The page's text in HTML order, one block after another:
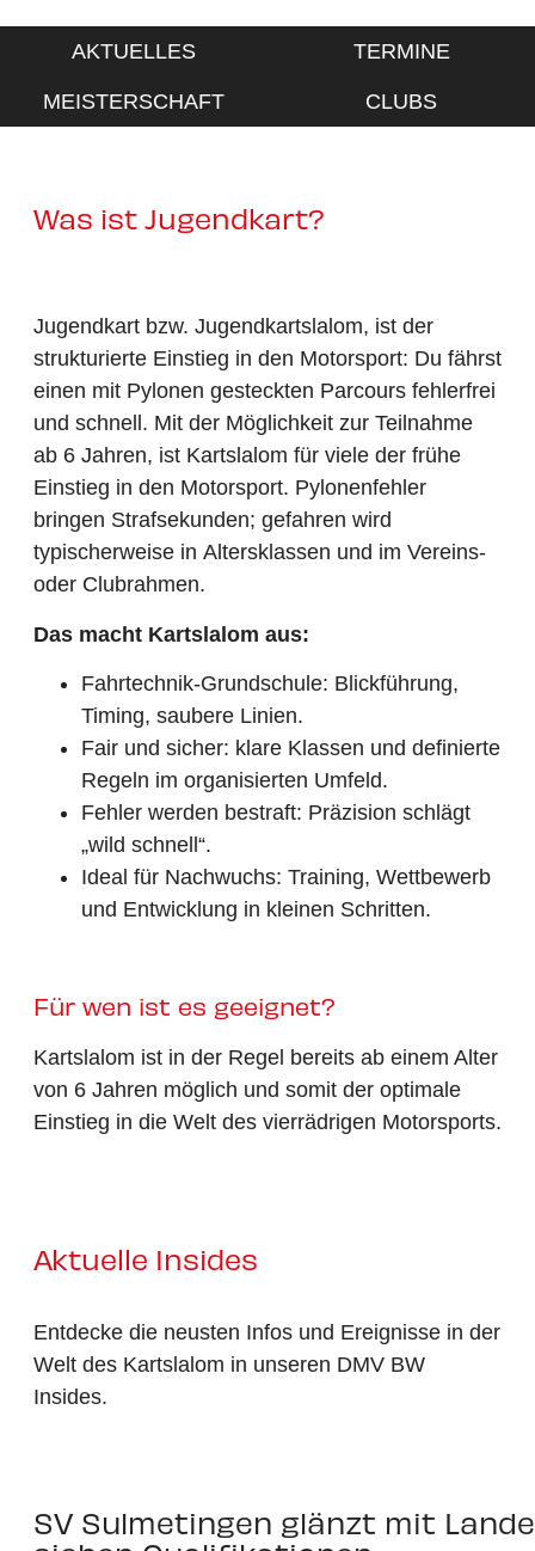
AKTUELLES TERMINE
MEISTERSCHAFT CLUBS
Was ist Jugendkart?
Jugendkart bzw. Jugendkartslalom, ist der
strukturierte Einstieg in den Motorsport: Du fährst
einen mit Pylonen gesteckten Parcours fehlerfrei
und schnell. Mit der Möglichkeit zur Teilnahme
ab 6 Jahren, ist Kartslalom für viele der frühe
Einstieg in den Motorsport. Pylonenfehler
bringen Strafsekunden; gefahren wird
typischerweise in Altersklassen und im Vereins-
oder Clubrahmen.
Das macht Kartslalom aus:
Fahrtechnik-Grundschule: Blickführung,
Timing, saubere Linien.
Fair und sicher: klare Klassen und definierte
Regeln im organisierten Umfeld.
Fehler werden bestraft: Präzision schlägt
„wild schnell“.
Ideal für Nachwuchs: Training, Wettbewerb
und Entwicklung in kleinen Schritten.
Für wen ist es geeignet?
Kartslalom ist in der Regel bereits ab einem Alter
von 6 Jahren möglich und somit der optimale
Einstieg in die Welt des vierrädrigen Motorsports.
Aktuelle Insides
Entdecke die neusten Infos und Ereignisse in der
Welt des Kartslalom in unseren DMV BW
Insides.
SV Sulmetingen glänzt mit